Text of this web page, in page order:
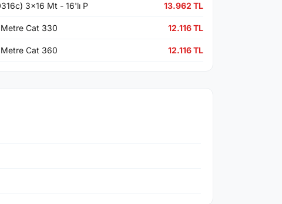
3x16 Mt - 16'lı P 13.962 TL
Cat 330 12.116 TL
Cat 360 12.116 TL